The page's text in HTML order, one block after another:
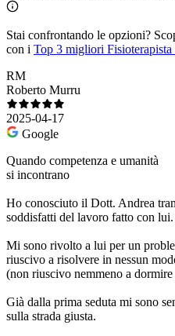
Stai confrontando le opzioni?
con i Top 3 migliori Fisioterapista
RM
Roberto Murru
2025-04-17
Google
Quando competenza e umanità
si incontrano
Ho conosciuto il Dott. Andrea
soddisfatti del lavoro fatto con lui.
Mi sono rivolto a lui per un
riuscivo a risolvere in nessun
(non riuscivo nemmeno a
Già dalla prima seduta mi sono
sulla strada giusta.